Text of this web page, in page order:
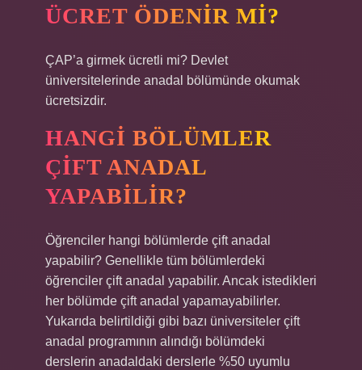
ÜCRET ÖDENIR MI?
ÇAP’a girmek ücretli mi? Devlet
üniversitelerinde anadal bölümünde okumak
ücretsizdir.
HANGI BÖLÜMLER
ÇIFT ANADAL
YAPABILIR?
Öğrenciler hangi bölümlerde çift anadal
yapabilir? Genellikle tüm bölümlerdeki
öğrenciler çift anadal yapabilir. Ancak istedikleri
her bölümde çift anadal yapamayabilirler.
Yukarıda belirtildiği gibi bazı üniversiteler çift
anadal programının alındığı bölümdeki
derslerin anadaldaki derslerle %50 uyumlu